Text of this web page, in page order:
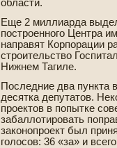
области.
Еще 2 миллиарда
построенного Центра
направят Корпорации
строительство
Нижнем Тагиле.
Последние два пункта
де­сятка де­путатов.
проектов в попытке
забаллотировать
законопроект был
голосов: 36 «за» и